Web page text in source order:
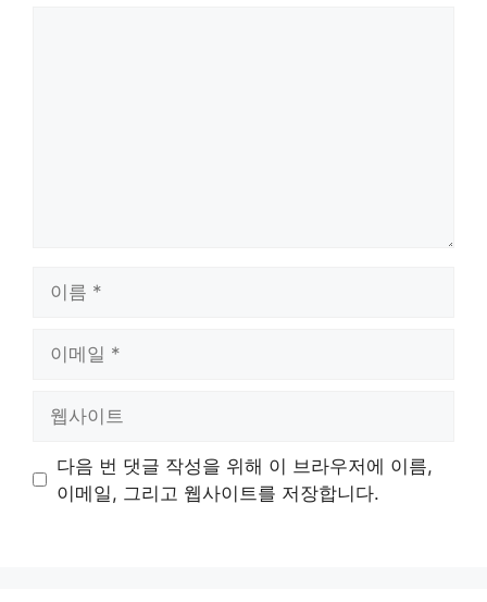
트
다음 번 댓글 작성을 위해 이 브라우저에 이름,
이메일, 그리고 웹사이트를 저장합니다.